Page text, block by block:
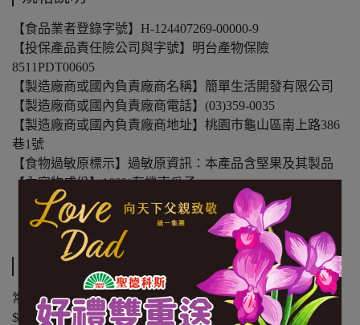
【食品業者登錄字號】H-124407269-00000-9
【投保產品責任險公司與字號】明台產物保險
8511PDT00605
【製造廠商或國內負責廠商名稱】簡單生活開發有限公司
【製造廠商或國內負責廠商電話】(03)359-0035
【製造廠商或國內負責廠商地址】桃園市龜山區南上路386
巷1號
【食物過敏原標示】過敏原資訊：本產品含堅果及其製品
【內容物成份】100%有機南瓜子
【內容量(重量)】350g/袋
【保存期限(總效期)】360天
運送方式
常溫商品：黑貓常溫宅配 $1200 免運，未滿 $1200 酌收
$100 運費。